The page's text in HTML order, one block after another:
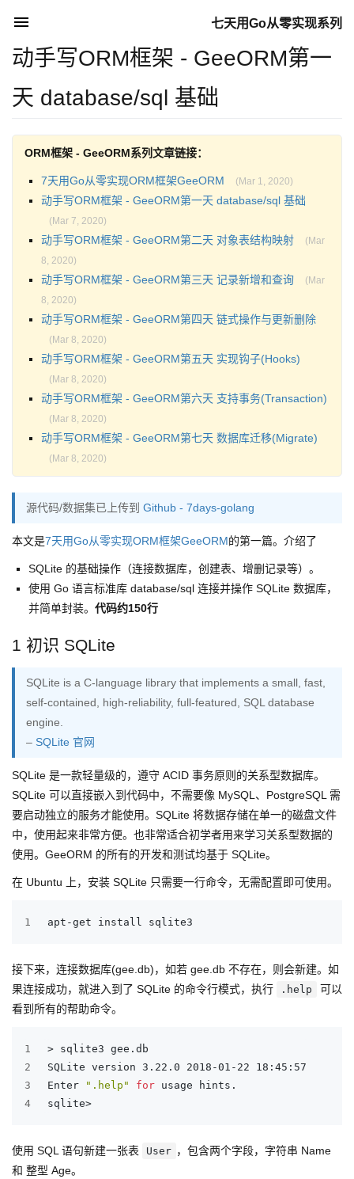
七天用Go从零实现系列
动手写ORM框架 - GeeORM第一
天 database/sql 基础
ORM框架 - GeeORM系列文章链接：
7天用Go从零实现ORM框架GeeORM (Mar 1, 2020)
动手写ORM框架 - GeeORM第一天 database/sql 基础
(Mar 7, 2020)
动手写ORM框架 - GeeORM第二天 对象表结构映射
(Mar
8, 2020)
动手写ORM框架 - GeeORM第三天 记录新增和查询
(Mar
8, 2020)
动手写ORM框架 - GeeORM第四天 链式操作与更新删除
(Mar 8, 2020)
动手写ORM框架 - GeeORM第五天 实现钩子(Hooks)
(Mar 8, 2020)
动手写ORM框架 - GeeORM第六天 支持事务(Transaction)
(Mar 8, 2020)
动手写ORM框架 - GeeORM第七天 数据库迁移(Migrate)
(Mar 8, 2020)
源代码/数据集已上传到 Github - 7days-golang
本文是7天用Go从零实现ORM框架GeeORM的第一篇。介绍了
SQLite 的基础操作（连接数据库，创建表、增删记录等）。
使用 Go 语言标准库 database/sql 连接并操作 SQLite 数据库，
并简单封装。 代码约150行
1 初识 SQLite
SQLite is a C-language library that implements a small, fast,
self-contained, high-reliability, full-featured, SQL database
engine.
– SQLite 官网
SQLite 是一款轻量级的，遵守 ACID 事务原则的关系型数据库。
SQLite 可以直接嵌入到代码中，不需要像 MySQL、PostgreSQL 需
要启动独立的服务才能使用。SQLite 将数据存储在单一的磁盘文件
中，使用起来非常方便。也非常适合初学者用来学习关系型数据的
使用。GeeORM 的所有的开发和测试均基于 SQLite。
在 Ubuntu 上，安装 SQLite 只需要一行命令，无需配置即可使用。
1 apt-get install sqlite3
接下来，连接数据库(gee.db)，如若 gee.db 不存在，则会新建。如
果连接成功，就进入到了 SQLite 的命令行模式，执行
.help
可以
看到所有的帮助命令。
1
2
3
4
> sqlite3 gee.db
SQLite version 3.22.0 2018-01-22 18:45:57
Enter
".help" for usage hints.
sqlite>
使用 SQL 语句新建一张表 User ，包含两个字段，字符串 Name
和 整型 Age。